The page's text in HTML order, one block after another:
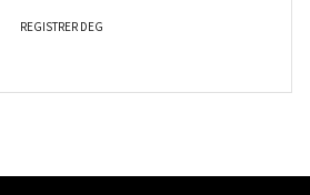
REGISTRER DEG